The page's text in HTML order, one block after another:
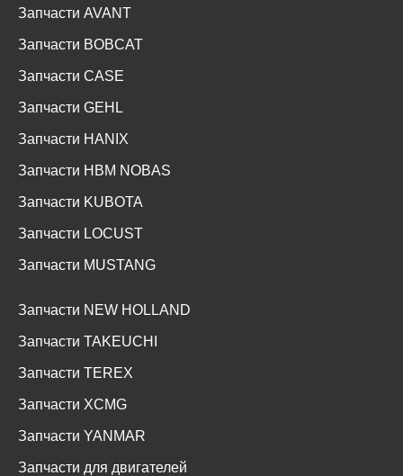
Запчасти AVANT
Запчасти BOBCAT
Запчасти CASE
Запчасти GEHL
Запчасти HANIX
Запчасти HBM NOBAS
Запчасти KUBOTA
Запчасти LOCUST
Запчасти MUSTANG
Запчасти NEW HOLLAND
Запчасти TAKEUCHI
Запчасти TEREX
Запчасти XCMG
Запчасти YANMAR
Запчасти для двигателей